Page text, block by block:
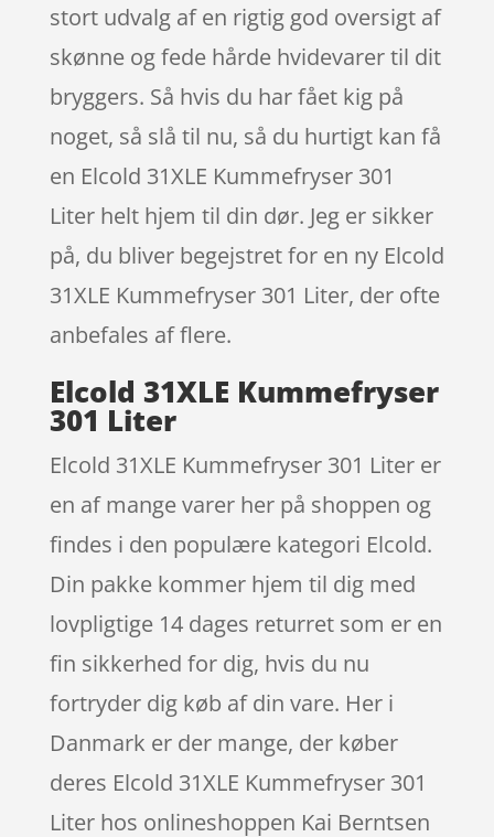
stort udvalg af en rigtig god oversigt af
skønne og fede hårde hvidevarer til dit
bryggers. Så hvis du har fået kig på
noget, så slå til nu, så du hurtigt kan få
en Elcold 31XLE Kummefryser 301
Liter helt hjem til din dør. Jeg er sikker
på, du bliver begejstret for en ny Elcold
31XLE Kummefryser 301 Liter, der ofte
anbefales af flere.
Elcold 31XLE Kummefryser
301 Liter
Elcold 31XLE Kummefryser 301 Liter er
en af mange varer her på shoppen og
findes i den populære kategori Elcold.
Din pakke kommer hjem til dig med
lovpligtige 14 dages returret som er en
fin sikkerhed for dig, hvis du nu
fortryder dig køb af din vare. Her i
Danmark er der mange, der køber
deres Elcold 31XLE Kummefryser 301
Liter hos onlineshoppen Kai Berntsen